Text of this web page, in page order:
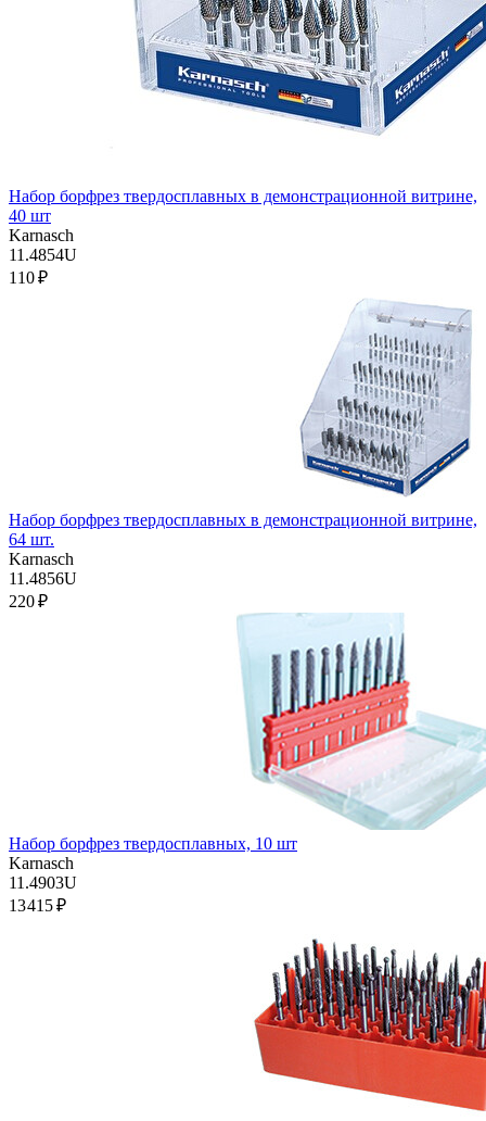
Набор борфрез твердосплавных в демонстрационной витрине,
40 шт
Karnasch
11.4854U
110 ₽
Набор борфрез твердосплавных в демонстрационной витрине,
64 шт.
Karnasch
11.4856U
220 ₽
Набор борфрез твердосплавных, 10 шт
Karnasch
11.4903U
13 415 ₽